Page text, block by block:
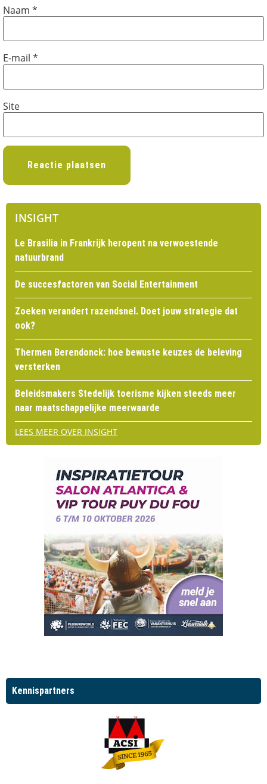
Naam *
E-mail *
Site
INSIGHT
Le Brasilia in Frankrijk heropent na verwoestende
natuurbrand
De succesfactoren van Social Entertainment
Zoeken verandert razendsnel. Doet jouw strategie dat
ook?
Thermen Berendonck: hoe bewuste keuzes de beleving
versterken
Beleidsmakers Stedelijk toerisme kijken steeds meer
naar maatschappelijke meerwaarde
LEES MEER OVER INSIGHT
Kennispartners